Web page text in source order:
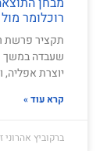
רוכלומר
תקציר פרשת
שעבדה במשך
יוצרת
קרא עוד »
ברקוביץ אהרוני